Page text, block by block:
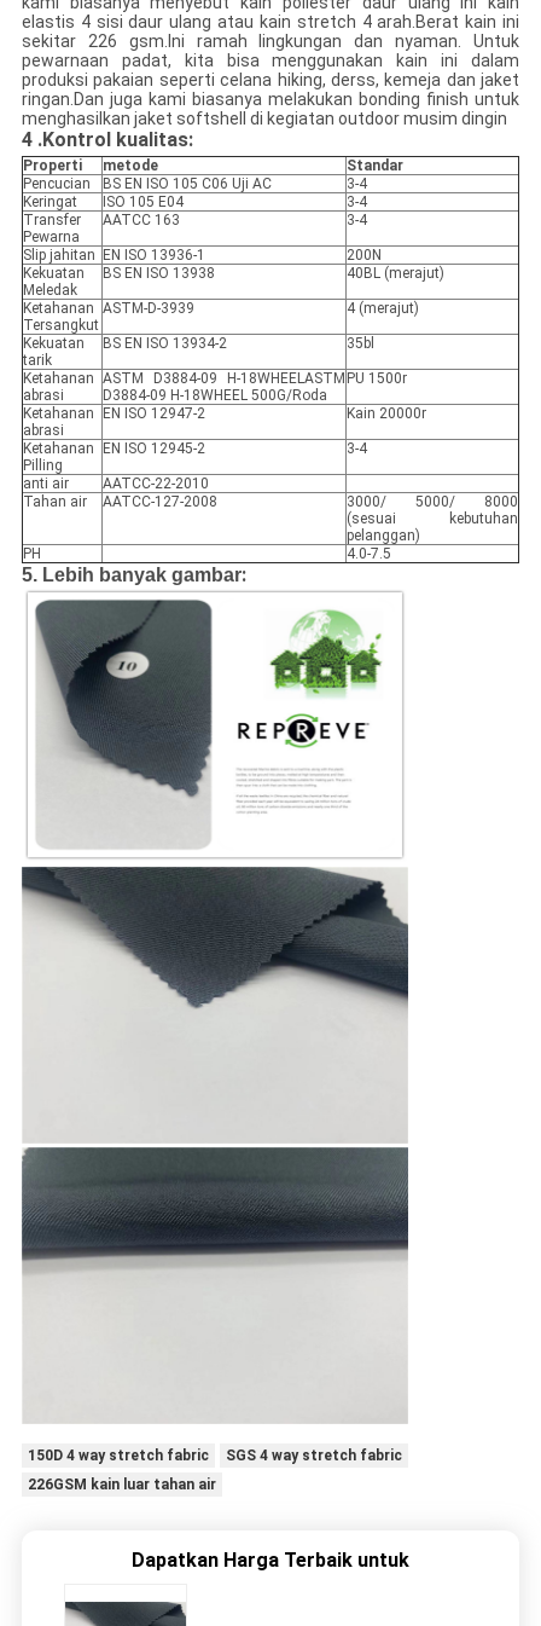
elastis 4 sisi daur ulang atau kain stretch 4 arah.Berat kain ini
sekitar 226 gsm.Ini ramah lingkungan dan nyaman. Untuk
pewarnaan padat, kita bisa menggunakan kain ini dalam
produksi pakaian seperti celana hiking, derss, kemeja dan jaket
ringan.Dan juga kami biasanya melakukan bonding finish untuk
menghasilkan jaket softshell di kegiatan outdoor musim dingin
4 .Kontrol kualitas:
Properti metode
Standar
Pencucian
BS EN ISO 105 C06 Uji AC
3-4
Keringat
ISO 105 E04
3-4
Transfer
Pewarna
AATCC 163 3-4
Slip jahitan EN ISO 13936-1
200N
Kekuatan
Meledak
BS EN ISO 13938 40BL (merajut)
Ketahanan
Tersangkut
ASTM-D-3939 4 (merajut)
Kekuatan
tarik
BS EN ISO 13934-2 35bl
Ketahanan
abrasi
ASTM D3884-09 H-18WHEELASTM
D3884-09 H-18WHEEL 500G/Roda
PU 1500r
Ketahanan
abrasi
EN ISO 12947-2 Kain 20000r
Ketahanan
Pilling
EN ISO 12945-2 3-4
anti air
AATCC-22-2010
Tahan air
AATCC-127-2008
3000/ 5000/ 8000
(sesuai kebutuhan
pelanggan)
PH
4.0-7.5
5. Lebih banyak gambar:
150D 4 way stretch fabric
SGS 4 way stretch fabric
226GSM kain luar tahan air
Dapatkan Harga Terbaik untuk